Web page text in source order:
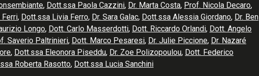
, Dott.ssa Paola Cazzini, Dr. Marta Costa, Prof. Nicola Decaro,
Ferri, Dott.ssa Livia Ferro, Dr. Sara Galac, Dott.ssa Alessia Giordano, Dr. Ben
Longo, Dott. Carlo Masserdotti, Dott. Riccardo Orlandi, Dott. Angelo
Saverio Paltrinieri, Dott. Marco Pesaresi, Dr. Julie Piccione, Dr. Nazaré
, Dott.ssa Eleonora Piseddu, Dr. Zoe Polizopoulou, Dott. Federico
Roberta Rasotto, Dott.ssa Lucia Sanchini